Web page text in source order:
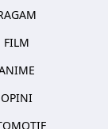
FILM
OPINI